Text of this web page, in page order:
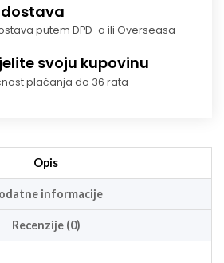
dostava
putem DPD-a ili Overseasa
svoju kupovinu
plaćanja do 36 rata
Opis
informacije
Recenzije (0)